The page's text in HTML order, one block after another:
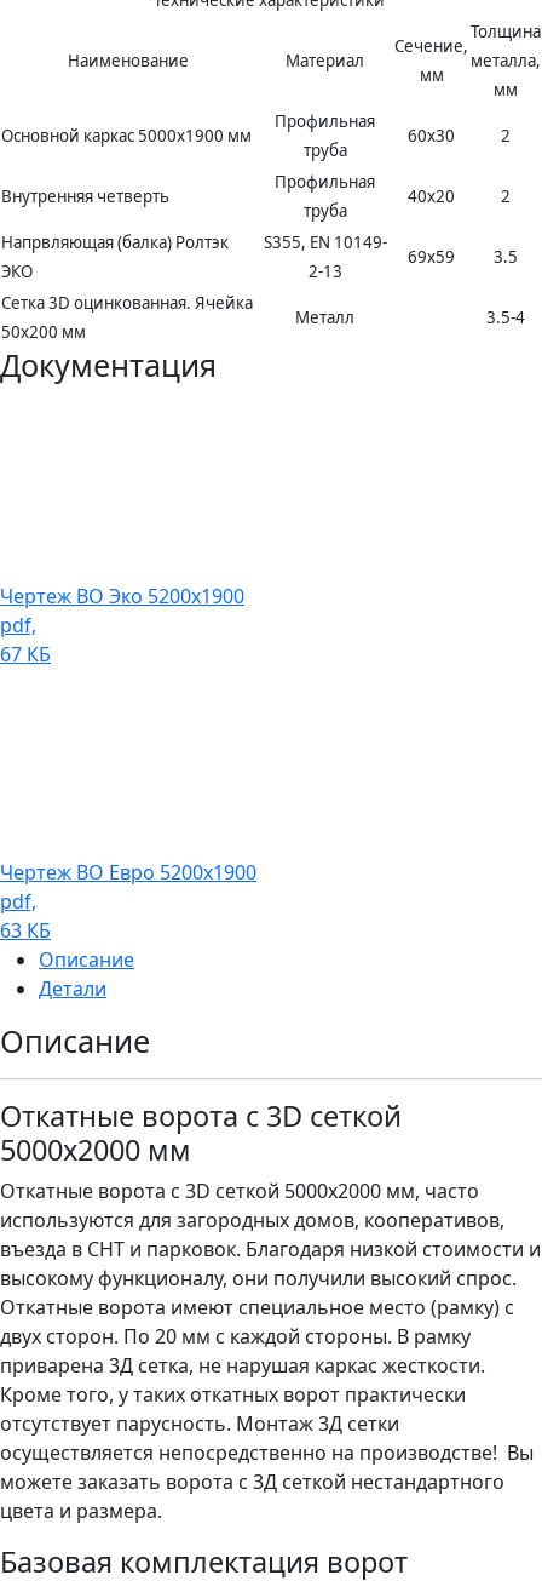
Наименование Материал
Сечение,
мм
Толщина
металла,
мм
Основной каркас 5000х1900 мм
Профильная
труба
60х30 2
Внутренняя четверть
Профильная
труба
40х20 2
Напрвляющая (балка) Ролтэк
ЭКО
S355, EN 10149-
2-13
69х59 3.5
Сетка 3D оцинкованная. Ячейка
50х200 мм
Металл 3.5-4
Документация
Чертеж ВО Эко 5200х1900
pdf,
67 КБ
Чертеж ВО Евро 5200х1900
pdf,
63 КБ
Описание
Детали
Описание
Откатные ворота с 3D сеткой
5000х2000 мм
Откатные ворота с 3D сеткой 5000х2000 мм, часто
используются для загородных домов, кооперативов,
въезда в СНТ и парковок. Благодаря низкой стоимости и
высокому функционалу, они получили высокий спрос.
Откатные ворота имеют специальное место (рамку) с
двух сторон. По 20 мм с каждой стороны. В рамку
приварена 3Д сетка, не нарушая каркас жесткости.
Кроме того, у таких откатных ворот практически
отсутствует парусность. Монтаж 3Д сетки
осуществляется непосредственно на производстве! Вы
можете заказать ворота с 3Д сеткой нестандартного
цвета и размера.
Базовая комплектация ворот